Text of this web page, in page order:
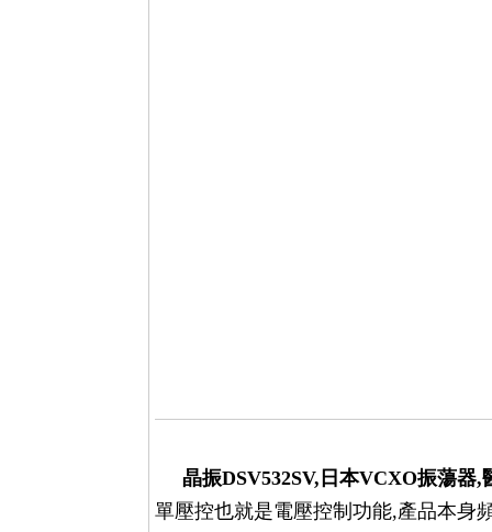
晶振DSV532SV,日本VCXO振蕩器,
單壓控也就是電壓控制功能,產品本身